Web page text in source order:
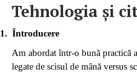
Tehnologia și
1. Întroducere
Am abordat într-o bună practică
legate de scisul de mână versus